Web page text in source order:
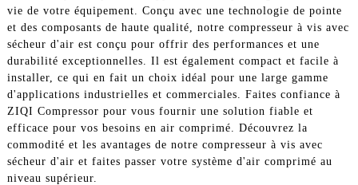
vie de votre équipement. Conçu avec une technologie de pointe
et des composants de haute qualité, notre compresseur à vis avec
sécheur d'air est conçu pour offrir des performances et une
durabilité exceptionnelles. Il est également compact et facile à
installer, ce qui en fait un choix idéal pour une large gamme
d'applications industrielles et commerciales. Faites confiance à
ZIQI Compressor pour vous fournir une solution fiable et
efficace pour vos besoins en air comprimé. Découvrez la
commodité et les avantages de notre compresseur à vis avec
sécheur d'air et faites passer votre système d'air comprimé au
niveau supérieur.